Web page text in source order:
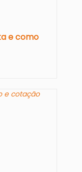
e como